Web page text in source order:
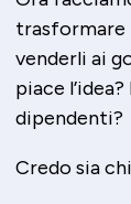
trasformare
venderli ai
piace
dipendenti?
Credo sia